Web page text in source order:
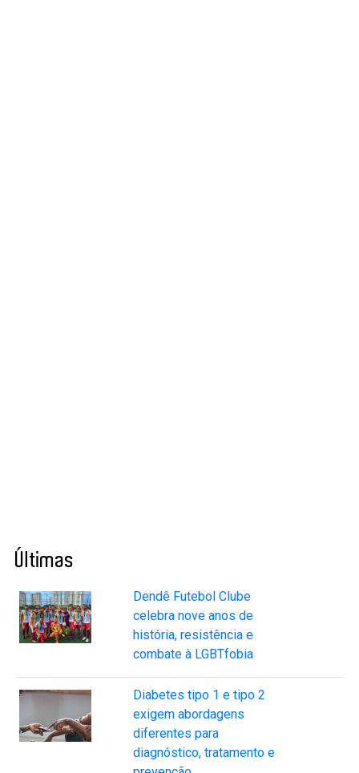
Últimas
Dendê Futebol Clube
celebra nove anos de
história, resistência e
combate à LGBTfobia
Diabetes tipo 1 e tipo 2
exigem abordagens
diferentes para
diagnóstico, tratamento e